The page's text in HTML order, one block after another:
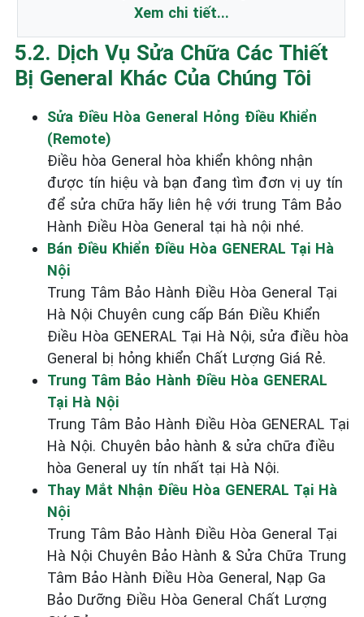
Xem chi tiết...
5.2. Dịch Vụ Sửa Chữa Các Thiết
Bị General Khác Của Chúng Tôi
Sửa Điều Hòa General Hỏng Điều Khiển
(Remote)
Điều hòa General hòa khiển không nhận
được tín hiệu và bạn đang tìm đơn vị uy tín
để sửa chữa hãy liên hệ với trung Tâm Bảo
Hành Điều Hòa General tại hà nội nhé.
Bán Điều Khiển Điều Hòa GENERAL Tại Hà
Nội
Trung Tâm Bảo Hành Điều Hòa General Tại
Hà Nội Chuyên cung cấp Bán Điều Khiển
Điều Hòa GENERAL Tại Hà Nội, sửa điều hòa
General bị hỏng khiển Chất Lượng Giá Rẻ.
Trung Tâm Bảo Hành Điều Hòa GENERAL
Tại Hà Nội
Trung Tâm Bảo Hành Điều Hòa GENERAL Tại
Hà Nội. Chuyên bảo hành & sửa chữa điều
hòa General uy tín nhất tại Hà Nội.
Thay Mắt Nhận Điều Hòa GENERAL Tại Hà
Nội
Trung Tâm Bảo Hành Điều Hòa General Tại
Hà Nội Chuyên Bảo Hành & Sửa Chữa Trung
Tâm Bảo Hành Điều Hòa General, Nạp Ga
Bảo Dưỡng Điều Hòa General Chất Lượng